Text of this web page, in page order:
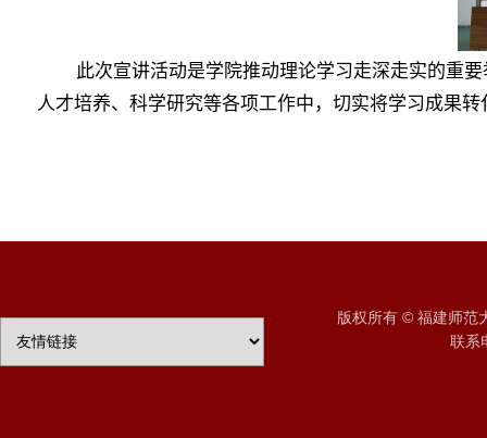
此次宣讲活动是学院推动理论学习走深走实的重
人才培养、科学研究等各项工作中，切实将学习成果
版权所有 © 福建师范
联系